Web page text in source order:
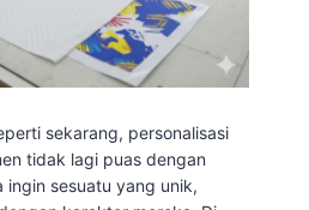
sekarang, personalisasi
tidak lagi puas dengan
ingin sesuatu yang unik,